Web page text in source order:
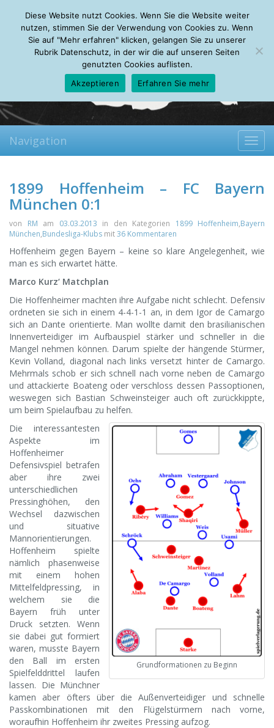
Saturday, 08.08.2026
Mein Account
About Autoren Leseempfehlungen FAQ
Navigation
1899 Hoffenheim – FC Bayern
München 0:1
von RM am 03.03.2013 in den Kategorien 1899 Hoffenheim,Bayern
München,Bundesliga-Klubs mit36 Kommentaren
Hoffenheim gegen Bayern – keine so klare Angelegenheit, wie
man es sich erwartet hätte.
Marco Kurz‘ Matchplan
Die Hoffenheimer machten ihre Aufgabe nicht schlecht. Defensiv
ordneten sie sich in einem 4-4-1-1 an, in dem Igor de Camargo
sich an Dante orientierte. Man wollte damit den brasilianischen
Innenverteidiger im Aufbauspiel stärker und schneller in die
Mangel nehmen können. Darum spielte der hängende Stürmer,
Kevin Volland, diagonal nach links versetzt hinter de Camargo.
Mehrmals schob er sich schnell nach vorne neben de Camargo
und attackierte Boateng oder verschloss dessen Passoptionen,
weswegen sich Bastian Schweinsteiger auch oft zurückkippte,
um beim Spielaufbau zu helfen.
Grundformationen zu Beginn
Die interessantesten
Aspekte im
Hoffenheimer
Defensivspiel betrafen
aber ihre zwei
unterschiedlichen
Pressinghöhen, den
Wechsel dazwischen
und situative
Mannorientierungen.
Hoffenheim spielte
nämlich phasenweise
mit einem hohen
Mittelfeldpressing, in
welchem sie die
Bayern früh unter
Druck setzten. Wenn
sie dabei gut formiert
waren, musste Bayern
den Ball im ersten
Spielfelddrittel laufen
lassen. Die Münchner
kamen aber öfters über die Außenverteidiger und schnelle
Passkombinationen mit den Flügelstürmern nach vorne,
woraufhin Hoffenheim ihr zweites Pressing aufzog.
Diese Website nutzt Cookies. Wenn Sie die Website weiter
nutzen, stimmen Sie der Verwendung von Cookies zu. Wenn
Sie auf "Mehr erfahren" klicken, gelangen Sie zu unserer
Rubrik Datenschutz, in der wir die auf unseren Seiten
genutzten Cookies auflisten.
Akzeptieren
Erfahren Sie mehr